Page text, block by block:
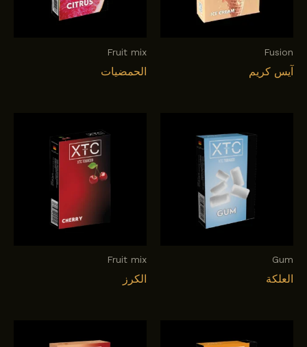
Fusion
آيس كريم
Fruit mix
الحمضيات
Gum
العلكة
Fruit mix
الكرز